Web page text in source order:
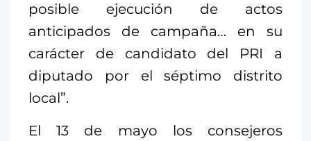
posible ejecución de actos
anticipados de campaña… en su
carácter de candidato del PRI a
diputado por el séptimo distrito
local”.
El 13 de mayo los consejeros